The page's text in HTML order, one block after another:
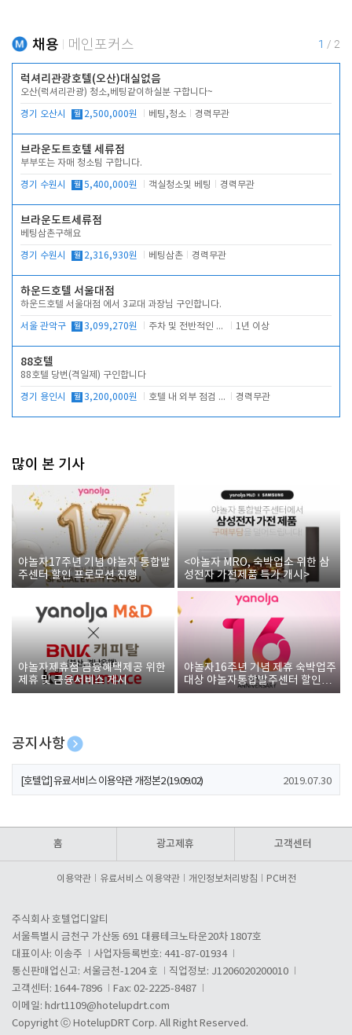
채용 메인포커스 1 / 2
럭셔리관광호텔(오산)대실없음
오산(럭셔리관광) 청소,베팅같이하실분 구합니다~
경기 오산시 월 2,500,000원 베팅,청소 경력무관
브라운도트호텔 세류점
부부또는 자매 청소팀 구합니다.
경기 수원시 월 5,400,000원 객실청소및 베팅 경력무관
브라운도트세류점
베팅삼촌구해요
경기 수원시 월 2,316,930원 베팅삼촌 경력무관
하운드호텔 서울대점
하운드호텔 서울대점 에서 3교대 과장님 구인합니다.
서울 관악구 월 3,099,270원 주차 및 전반적인 당번업무 1년 이상
88호텔
88호텔 당번(격일제) 구인합니다
경기 용인시 월 3,200,000원 호텔 내 외부 점검 및 프런트 운영 경력무관
많이 본 기사
야놀자17주년 기념 야놀자 통합발
주센터 할인 프로모션 진행
<야놀자 MRO, 숙박업소 위한 삼
성전자 가전제품 특가 개시>
야놀자제휴점 금융혜택제공 위한
제휴 및 금융서비스 게시
야놀자16주년 기념 제휴 숙박업주
대상 야놀자통합발주센터 할인쿠
폰 증정
공지사항
[호텔업] 개인정보 처리방침 개정본1 (19.09.02)
[호텔업] 유료서비스 이용약관 개정본2 (19.09.02) 2019.07.30
홈 광고제휴 고객센터
이용약관 유료서비스 이용약관 개인정보처리방침 PC버전
주식회사 호텔업디알티
서울특별시 금천구 가산동 691 대륭테크노타운20차 1807호
대표이사: 이송주
사업자등록번호: 441-87-01934
통신판매업신고: 서울금천-1204 호
직업정보: J1206020200010
고객센터: 1644-7896
Fax: 02-2225-8487
이메일: hdrt1109@hotelupdrt.com
Copyright ⓒ HotelupDRT Corp. All Right Reserved.